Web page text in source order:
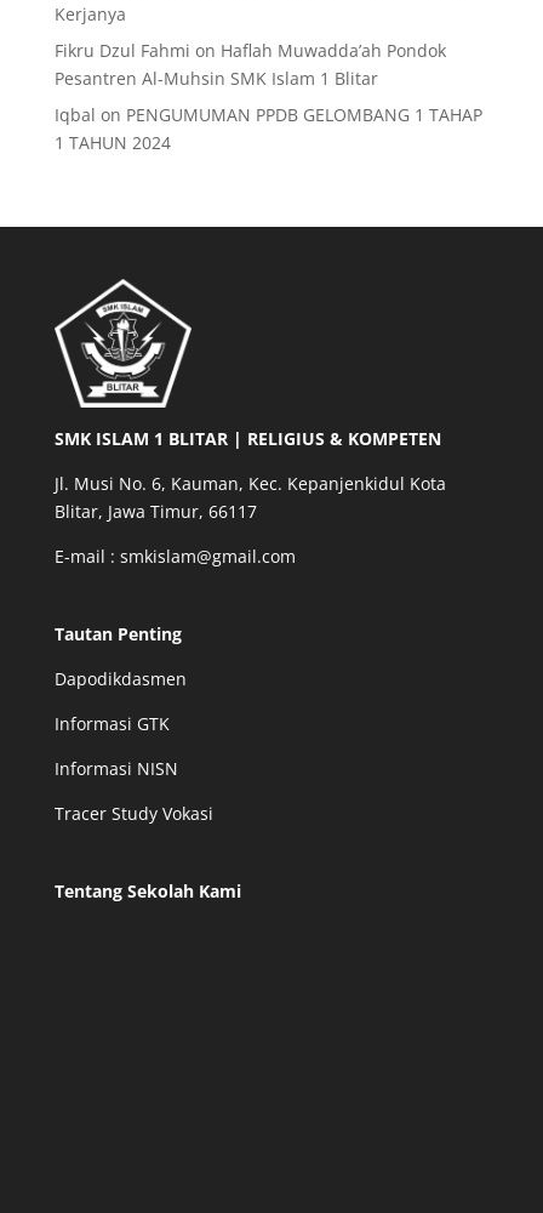
Kerjanya
Fikru Dzul Fahmi on Haflah Muwadda’ah Pondok
Pesantren Al-Muhsin SMK Islam 1 Blitar
Iqbal on PENGUMUMAN PPDB GELOMBANG 1 TAHAP
1 TAHUN 2024
SMK ISLAM 1 BLITAR | RELIGIUS & KOMPETEN
Jl. Musi No. 6, Kauman, Kec. Kepanjenkidul Kota
Blitar, Jawa Timur, 66117
E-mail : smkislam@gmail.com
Tautan Penting
Dapodikdasmen
Informasi GTK
Informasi NISN
Tracer Study Vokasi
Tentang Sekolah Kami